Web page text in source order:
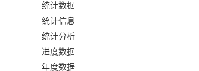
统计数据
统计信息
统计分析
进度数据
年度数据